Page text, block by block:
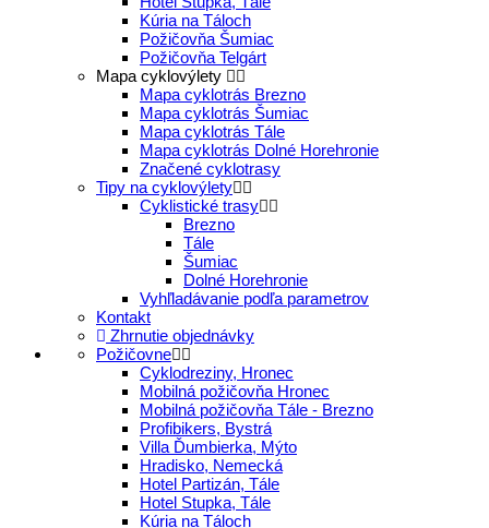
Kúria na Táloch
Požičovňa Šumiac
Požičovňa Telgárt
Mapa cyklovýlety
Mapa cyklotrás Brezno
Mapa cyklotrás Šumiac
Mapa cyklotrás Tále
Mapa cyklotrás Dolné Horehronie
Značené cyklotrasy
Tipy na cyklovýlety
Cyklistické trasy
Brezno
Tále
Šumiac
Dolné Horehronie
Vyhľladávanie podľa parametrov
Kontakt
Zhrnutie objednávky
Požičovne
Cyklodreziny, Hronec
Mobilná požičovňa Hronec
Mobilná požičovňa Tále - Brezno
Profibikers, Bystrá
Villa Ďumbierka, Mýto
Hradisko, Nemecká
Hotel Partizán, Tále
Hotel Stupka, Tále
Kúria na Táloch